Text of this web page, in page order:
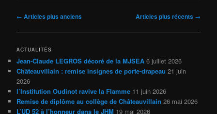
Navigation
articles
← Articles plus anciens Articles plus récents →
ACTUALITÉS
Jean-Claude LEGROS décoré de la MJSEA 6 juillet 2026
Châteauvillain : remise insignes de porte-drapeau 21 juin
2026
l’Institution Oudinot ravive la Flamme 11 juin 2026
Remise de diplôme au collège de Châteauvillain 26 mai 2026
L’UD 52 à l’honneur dans le JHM 19 mai 2026